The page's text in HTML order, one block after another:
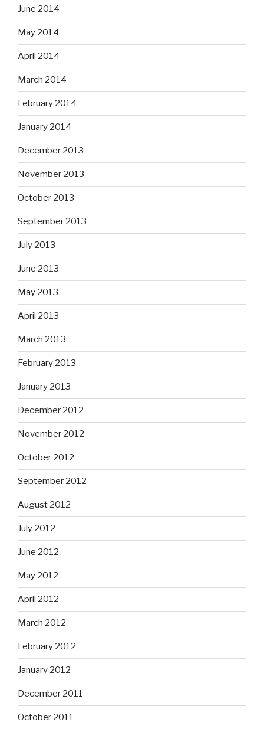
June 2014
May 2014
April 2014
March 2014
February 2014
January 2014
December 2013
November 2013
October 2013
September 2013
July 2013
June 2013
May 2013
April 2013
March 2013
February 2013
January 2013
December 2012
November 2012
October 2012
September 2012
August 2012
July 2012
June 2012
May 2012
April 2012
March 2012
February 2012
January 2012
December 2011
October 2011